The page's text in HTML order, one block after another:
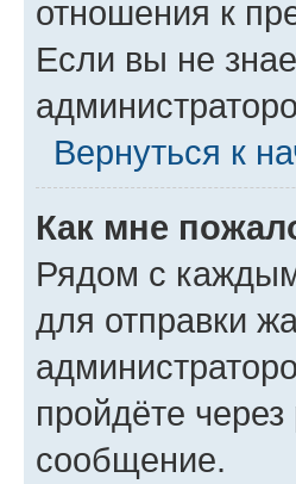
отношения к
Если вы не
Вернуться к
Как мне
Рядом с
для отправки
пройдёте
сообщение.